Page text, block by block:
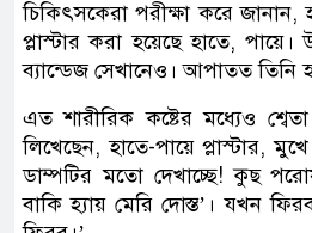
চিকিৎসকেরা পরীক্ষা করে জানান,
প্লাস্টার করা হয়েছে হাতে,
ব্যান্ডেজ সেখানেও। আপাতত তিনি
এত শারীরিক কষ্টের মধ্যেও
লিখেছেন, হাতে-পায়ে প্লাস্টার,
ডাম্পটির মতো দেখাচ্ছে! কুছ
বাকি হ্যায় মেরি দোস্ত’। যখন